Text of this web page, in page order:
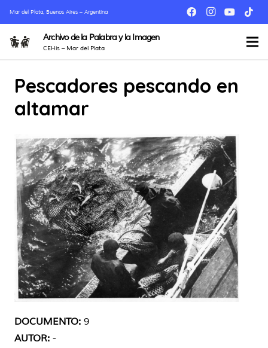
Mar del Plata, Buenos Aires – Argentina
Archivo de la Palabra y la Imagen
CEHis – Mar del Plata
Pescadores pescando en
altamar
DOCUMENTO: 9
AUTOR: -